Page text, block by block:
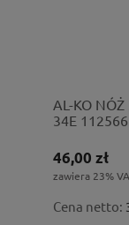
AL-KO
34E 112566
46,00 zł
zawiera 23%
Cena netto: